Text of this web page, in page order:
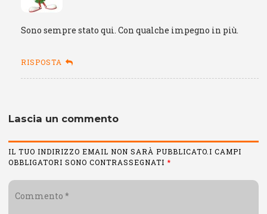
Sono sempre stato qui. Con qualche impegno in più.
RISPOSTA
Lascia un commento
IL TUO INDIRIZZO EMAIL NON SARÀ PUBBLICATO.I CAMPI
OBBLIGATORI SONO CONTRASSEGNATI *